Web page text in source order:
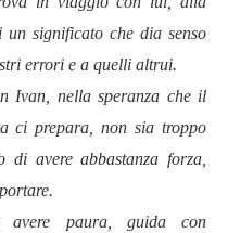
significato che dia senso
errori e a quelli altrui.
Ivan, nella speranza che il
ci prepara, non sia troppo
avere abbastanza forza,
paura, guida con